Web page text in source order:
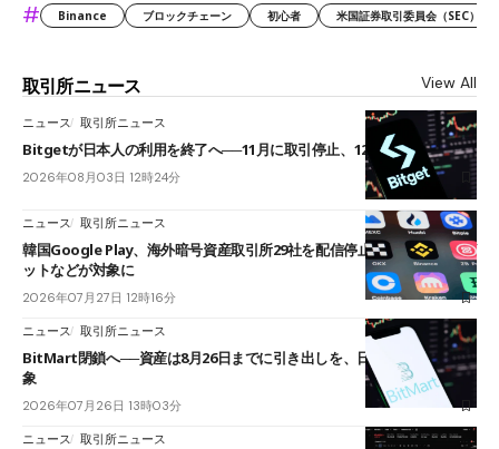
# Binance ブロックチェーン 初心者 米国証券取引委員会（SEC）
取引所ニュース View All
ニュース 取引所ニュース
Bitgetが日本人の利用を終了へ──11月に取引停止、12月末に強制決済
2026年08月03日 12時24分
ニュース 取引所ニュース
韓国Google Play、海外暗号資産取引所29社を配信停止──OKXやバイビ
ットなどが対象に
2026年07月27日 12時16分
ニュース 取引所ニュース
BitMart閉鎖へ──資産は8月26日までに引き出しを、日本人利用者も対
象
2026年07月26日 13時03分
ニュース 取引所ニュース